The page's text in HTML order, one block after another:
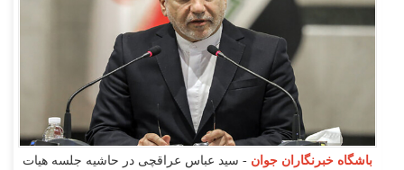
باشگاه خبرنگاران جوان - سید عباس عراقچی در حاشیه جلسه هیات